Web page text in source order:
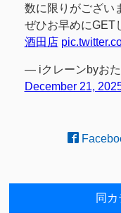
数に限りがござい
ぜひお早めにGET
酒田店
— iクレーンbyお
December 21,
同